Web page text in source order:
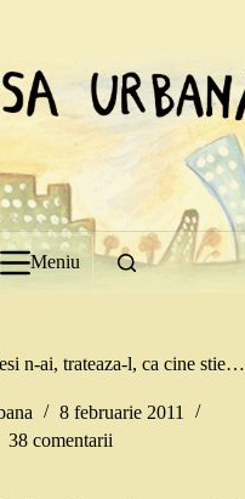
Meniu
n-ai, trateaza-l, ca cine stie…
8 februarie 2011
38 comentarii